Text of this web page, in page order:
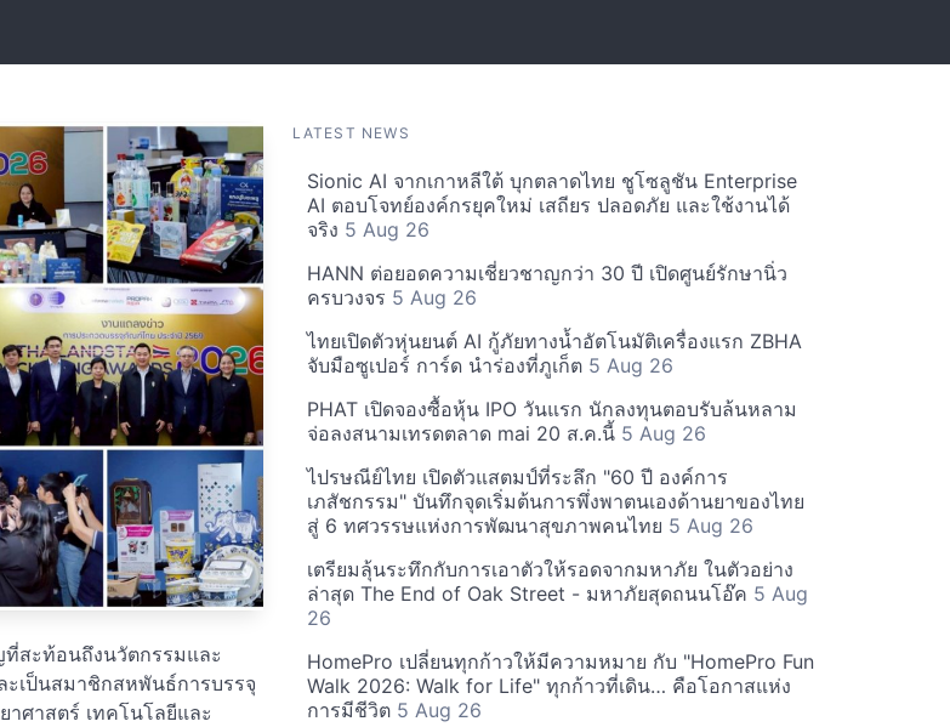
สะท้อนถึงนวัตกรรมและ
เป็นสมาชิกสหพันธ์การบรรจุ
าศาสตร์ เทคโนโลยีและ
LATEST NEWS
Sionic AI จากเกาหลีใต้ บุกตลาดไทย ชูโซลูชัน Enterprise
AI ตอบโจทย์องค์กรยุคใหม่ เสถียร ปลอดภัย และใช้งานได้
จริง 5 Aug 26
HANN ต่อยอดความเชี่ยวชาญกว่า 30 ปี เปิดศูนย์รักษานิ่ว
ครบวงจร 5 Aug 26
ไทยเปิดตัวหุ่นยนต์ AI กู้ภัยทางน้ำอัตโนมัติเครื่องแรก ZBHA
จับมือซูเปอร์ การ์ด นำร่องที่ภูเก็ต 5 Aug 26
PHAT เปิดจองซื้อหุ้น IPO วันแรก นักลงทุนตอบรับล้นหลาม
จ่อลงสนามเทรดตลาด mai 20 ส.ค.นี้ 5 Aug 26
ไปรษณีย์ไทย เปิดตัวแสตมป์ที่ระลึก "60 ปี องค์การ
เภสัชกรรม" บันทึกจุดเริ่มต้นการพึ่งพาตนเองด้านยาของไทย
สู่ 6 ทศวรรษแห่งการพัฒนาสุขภาพคนไทย 5 Aug 26
เตรียมลุ้นระทึกกับการเอาตัวให้รอดจากมหาภัย ในตัวอย่าง
ล่าสุด The End of Oak Street - มหาภัยสุดถนนโอ๊ค 5 Aug
26
HomePro เปลี่ยนทุกก้าวให้มีความหมาย กับ "HomePro Fun
Walk 2026: Walk for Life" ทุกก้าวที่เดิน… คือโอกาสแห่ง
การมีชีวิต 5 Aug 26